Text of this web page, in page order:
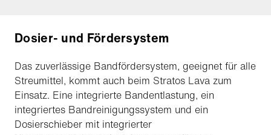
Dosier- und Fördersystem
Das zuverlässige Bandfördersystem, geeignet für alle
Streumittel, kommt auch beim Stratos Lava zum
Einsatz. Eine integrierte Bandentlastung, ein
integriertes Bandreinigungssystem und ein
Dosierschieber mit integrierter